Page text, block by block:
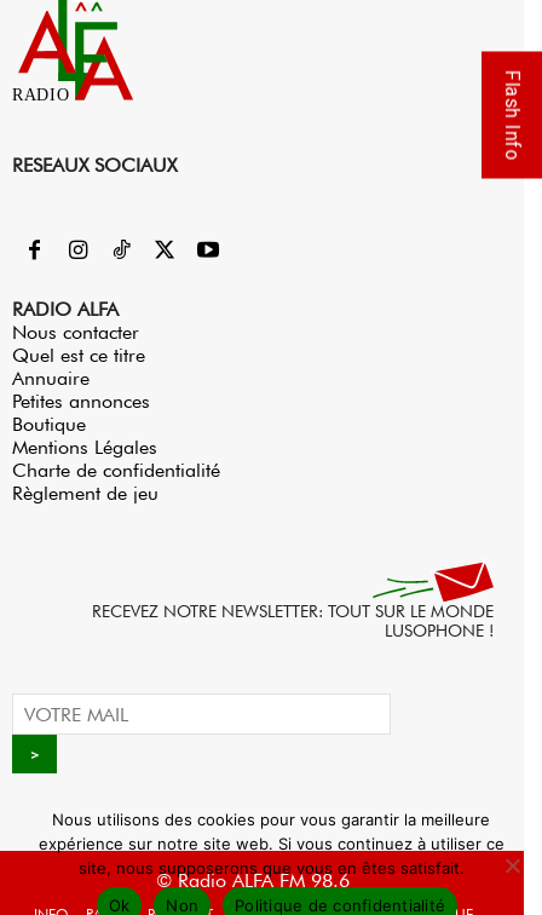
RADIO
RESEAUX SOCIAUX
RADIO ALFA
Nous contacter
Quel est ce titre
Annuaire
Petites annonces
Boutique
Mentions Légales
Charte de confidentialité
Règlement de jeu
RECEVEZ NOTRE NEWSLETTER: TOUT SUR LE MONDE
LUSOPHONE !
© Radio ALFA FM 98.6
Flash Info
Nous utilisons des cookies pour vous garantir la meilleure
expérience sur notre site web. Si vous continuez à utiliser ce
site, nous supposerons que vous en êtes satisfait.
Ok
Non Politique de confidentialité